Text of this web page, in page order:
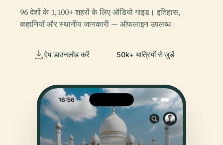
96 देशों के 1,100+ शहरों के लिए ऑडियो गाइड। इतिहास,
कहानियाँ और स्थानीय जानकारी — ऑफलाइन उपलब्ध।
ऐप डाउनलोड करें 50k+ यात्रियों से जुड़ें